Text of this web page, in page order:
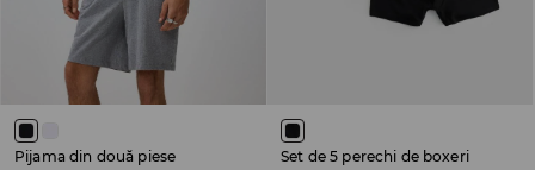
Pijama din două piese
Set de 5 perechi de boxeri